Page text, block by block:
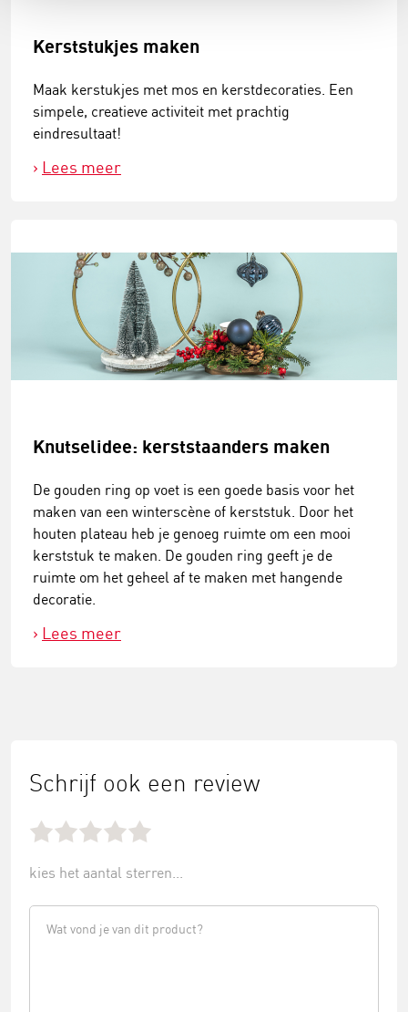
Kerststukjes maken
Maak kerstukjes met mos en kerstdecoraties. Een
simpele, creatieve activiteit met prachtig
eindresultaat!
Lees meer
Knutselidee: kerststaanders maken
De gouden ring op voet is een goede basis voor het
maken van een winterscène of kerststuk. Door het
houten plateau heb je genoeg ruimte om een mooi
kerststuk te maken. De gouden ring geeft je de
ruimte om het geheel af te maken met hangende
decoratie.
Lees meer
Schrijf ook een review
kies het aantal sterren...